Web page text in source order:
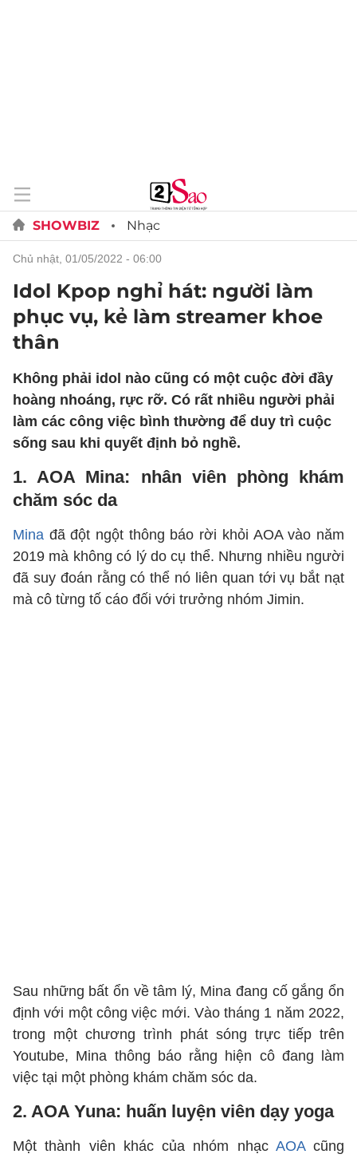
SHOWBIZ Nhạc
chủ nhật, 01/05/2022 - 06:00
Idol Kpop nghỉ hát: người làm
phục vụ, kẻ làm streamer khoe
thân
Không phải idol nào cũng có một cuộc đời đầy
hoàng nhoáng, rực rỡ. Có rất nhiều người phải
làm các công việc bình thường để duy trì cuộc
sống sau khi quyết định bỏ nghề.
1. AOA Mina: nhân viên phòng khám
chăm sóc da
Mina đã đột ngột thông báo rời khỏi AOA vào năm
2019 mà không có lý do cụ thể. Nhưng nhiều người
đã suy đoán rằng có thể nó liên quan tới vụ bắt nạt
mà cô từng tố cáo đối với trưởng nhóm Jimin.
Sau những bất ổn về tâm lý, Mina đang cố gắng ổn
định với một công việc mới. Vào tháng 1 năm 2022,
trong một chương trình phát sóng trực tiếp trên
Youtube, Mina thông báo rằng hiện cô đang làm
việc tại một phòng khám chăm sóc da.
2. AOA Yuna: huấn luyện viên dạy yoga
Một thành viên khác của nhóm nhạc AOAcũng